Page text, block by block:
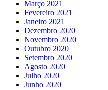
Março 2021
Fevereiro 2021
Janeiro 2021
Dezembro 2020
Novembro 2020
Outubro 2020
Setembro 2020
Agosto 2020
Julho 2020
Junho 2020